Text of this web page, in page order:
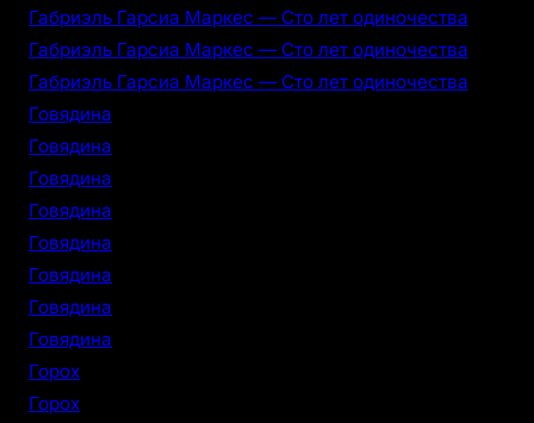
Габриэль Гарсиа Маркес — Сто лет одиночества
Габриэль Гарсиа Маркес — Сто лет одиночества
Габриэль Гарсиа Маркес — Сто лет одиночества
Говядина
Говядина
Говядина
Говядина
Говядина
Говядина
Говядина
Говядина
Горох
Горох